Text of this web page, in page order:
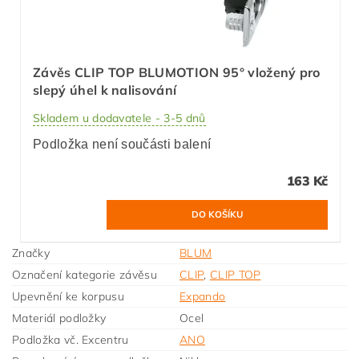
Závěs CLIP TOP BLUMOTION 95° vložený pro
slepý úhel k nalisování
Skladem u dodavatele - 3-5 dnů
Podložka není součásti balení
163 Kč
Značky
BLUM
Označení kategorie závěsu
CLIP, CLIP TOP
Upevnění ke korpusu
Expando
Materiál podložky
Ocel
Podložka vč. Excentru
ANO